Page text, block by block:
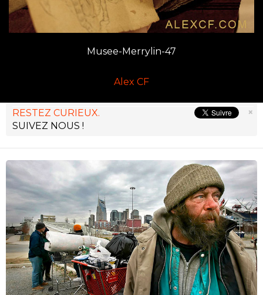
Musee-Merrylin-47
Alex CF
×
RESTEZ CURIEUX.
SUIVEZ NOUS !